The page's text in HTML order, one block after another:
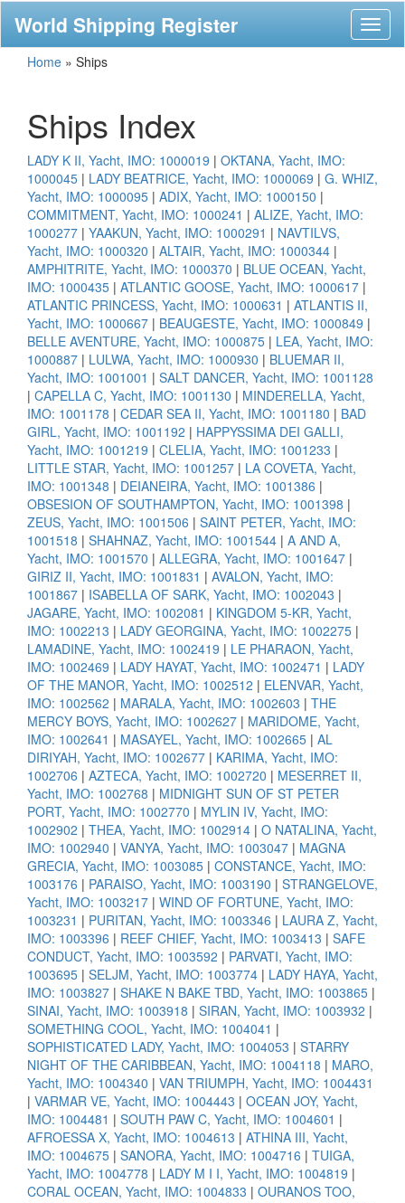
World Shipping Register
Home » Ships
Ships Index
LADY K II, Yacht, IMO: 1000019 | OKTANA, Yacht, IMO:
1000045 | LADY BEATRICE, Yacht, IMO: 1000069 | G. WHIZ,
Yacht, IMO: 1000095 | ADIX, Yacht, IMO: 1000150 |
COMMITMENT, Yacht, IMO: 1000241 | ALIZE, Yacht, IMO:
1000277 | YAAKUN, Yacht, IMO: 1000291 | NAVTILVS,
Yacht, IMO: 1000320 | ALTAIR, Yacht, IMO: 1000344 |
AMPHITRITE, Yacht, IMO: 1000370 | BLUE OCEAN, Yacht,
IMO: 1000435 | ATLANTIC GOOSE, Yacht, IMO: 1000617 |
ATLANTIC PRINCESS, Yacht, IMO: 1000631 | ATLANTIS II,
Yacht, IMO: 1000667 | BEAUGESTE, Yacht, IMO: 1000849 |
BELLE AVENTURE, Yacht, IMO: 1000875 | LEA, Yacht, IMO:
1000887 | LULWA, Yacht, IMO: 1000930 | BLUEMAR II,
Yacht, IMO: 1001001 | SALT DANCER, Yacht, IMO: 1001128
| CAPELLA C, Yacht, IMO: 1001130 | MINDERELLA, Yacht,
IMO: 1001178 | CEDAR SEA II, Yacht, IMO: 1001180 | BAD
GIRL, Yacht, IMO: 1001192 | HAPPYSSIMA DEI GALLI,
Yacht, IMO: 1001219 | CLELIA, Yacht, IMO: 1001233 |
LITTLE STAR, Yacht, IMO: 1001257 | LA COVETA, Yacht,
IMO: 1001348 | DEIANEIRA, Yacht, IMO: 1001386 |
OBSESION OF SOUTHAMPTON, Yacht, IMO: 1001398 |
ZEUS, Yacht, IMO: 1001506 | SAINT PETER, Yacht, IMO:
1001518 | SHAHNAZ, Yacht, IMO: 1001544 | A AND A,
Yacht, IMO: 1001570 | ALLEGRA, Yacht, IMO: 1001647 |
GIRIZ II, Yacht, IMO: 1001831 | AVALON, Yacht, IMO:
1001867 | ISABELLA OF SARK, Yacht, IMO: 1002043 |
JAGARE, Yacht, IMO: 1002081 | KINGDOM 5-KR, Yacht,
IMO: 1002213 | LADY GEORGINA, Yacht, IMO: 1002275 |
LAMADINE, Yacht, IMO: 1002419 | LE PHARAON, Yacht,
IMO: 1002469 | LADY HAYAT, Yacht, IMO: 1002471 | LADY
OF THE MANOR, Yacht, IMO: 1002512 | ELENVAR, Yacht,
IMO: 1002562 | MARALA, Yacht, IMO: 1002603 | THE
MERCY BOYS, Yacht, IMO: 1002627 | MARIDOME, Yacht,
IMO: 1002641 | MASAYEL, Yacht, IMO: 1002665 | AL
DIRIYAH, Yacht, IMO: 1002677 | KARIMA, Yacht, IMO:
1002706 | AZTECA, Yacht, IMO: 1002720 | MESERRET II,
Yacht, IMO: 1002768 | MIDNIGHT SUN OF ST PETER
PORT, Yacht, IMO: 1002770 | MYLIN IV, Yacht, IMO:
1002902 | THEA, Yacht, IMO: 1002914 | O NATALINA, Yacht,
IMO: 1002940 | VANYA, Yacht, IMO: 1003047 | MAGNA
GRECIA, Yacht, IMO: 1003085 | CONSTANCE, Yacht, IMO:
1003176 | PARAISO, Yacht, IMO: 1003190 | STRANGELOVE,
Yacht, IMO: 1003217 | WIND OF FORTUNE, Yacht, IMO:
1003231 | PURITAN, Yacht, IMO: 1003346 | LAURA Z, Yacht,
IMO: 1003396 | REEF CHIEF, Yacht, IMO: 1003413 | SAFE
CONDUCT, Yacht, IMO: 1003592 | PARVATI, Yacht, IMO:
1003695 | SELJM, Yacht, IMO: 1003774 | LADY HAYA, Yacht,
IMO: 1003827 | SHAKE N BAKE TBD, Yacht, IMO: 1003865 |
SINAI, Yacht, IMO: 1003918 | SIRAN, Yacht, IMO: 1003932 |
SOMETHING COOL, Yacht, IMO: 1004041 |
SOPHISTICATED LADY, Yacht, IMO: 1004053 | STARRY
NIGHT OF THE CARIBBEAN, Yacht, IMO: 1004118 | MARO,
Yacht, IMO: 1004340 | VAN TRIUMPH, Yacht, IMO: 1004431
| VARMAR VE, Yacht, IMO: 1004443 | OCEAN JOY, Yacht,
IMO: 1004481 | SOUTH PAW C, Yacht, IMO: 1004601 |
AFROESSA X, Yacht, IMO: 1004613 | ATHINA III, Yacht,
IMO: 1004675 | SANORA, Yacht, IMO: 1004716 | TUIGA,
Yacht, IMO: 1004778 | LADY M I I, Yacht, IMO: 1004819 |
CORAL OCEAN, Yacht, IMO: 1004833 | OURANOS TOO,